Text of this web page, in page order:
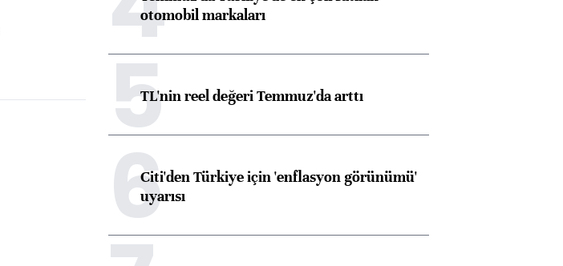
otomobil markaları
5TL'nin reel değeri Temmuz'da arttı
6Citi'den Türkiye için 'enflasyon görünümü'
uyarısı